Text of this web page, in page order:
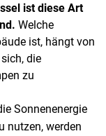
ist diese Art
Welche
ist, hängt von
die
zu
Sonnenenergie
nutzen, werden